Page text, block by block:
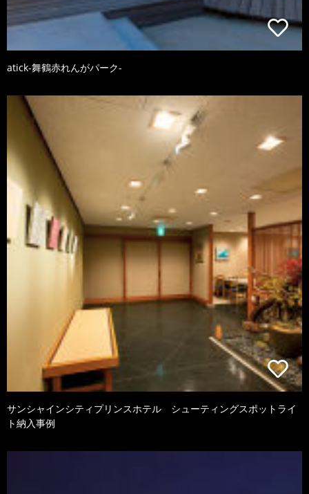
atick-舞鶴赤れんがパーク-
サンシャインシティプリンスホテル シューティングスポットライ
ト納入事例